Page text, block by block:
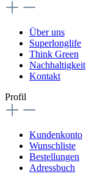
Über uns
Superlonglife
Think Green
Nachhaltigkeit
Kontakt
Profil
Kundenkonto
Wunschliste
Bestellungen
Adressbuch